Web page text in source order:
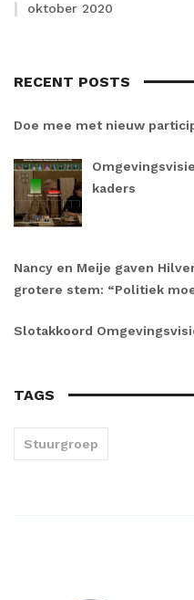
oktober 2020
RECENT POSTS
Doe mee met nieuw
kaders
Nancy en Meije gaven
grotere stem: “Politiek
Slotakkoord
TAGS
Stuurgroep